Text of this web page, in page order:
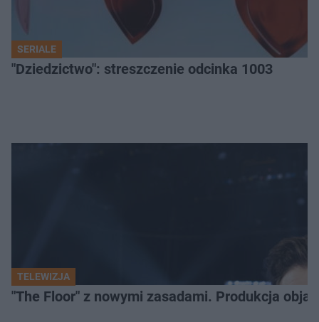
SERIALE
"Dziedzictwo": streszczenie odcinka 1003
TELEWIZJA
"The Floor" z nowymi zasadami. Produkcja